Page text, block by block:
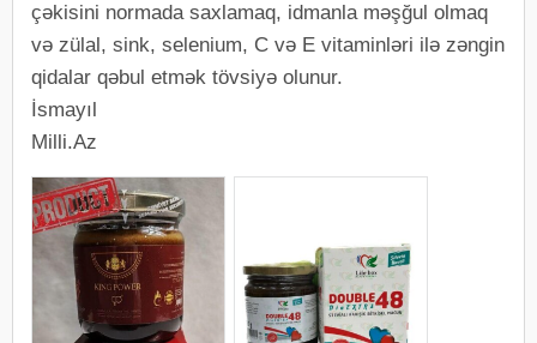
çəkisini normada saxlamaq, idmanla məşğul olmaq
və zülal, sink, selenium, C və E vitaminləri ilə zəngin
qidalar qəbul etmək tövsiyə olunur.
İsmayıl
Milli.Az